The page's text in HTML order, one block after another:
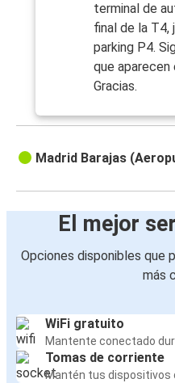
terminal de
final de la T4,
parking P4.
que aparecen
Gracias.
Madrid Barajas
El mejor
Opciones disponibles que
más
WiFi gratuito
Mantente conectado
Tomas de corriente
Mantén tus dispositivos